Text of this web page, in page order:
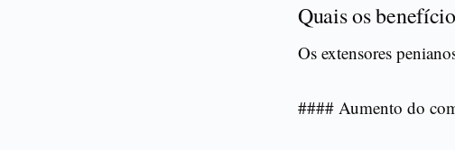
Quais os
Os extensores
#### Aumento do